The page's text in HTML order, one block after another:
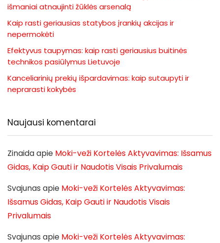
išmaniai atnaujinti žūklės arsenalą
Kaip rasti geriausias statybos įrankių akcijas ir
nepermokėti
Efektyvus taupymas: kaip rasti geriausius buitinės
technikos pasiūlymus Lietuvoje
Kanceliarinių prekių išpardavimas: kaip sutaupyti ir
neprarasti kokybės
Naujausi komentarai
Zinaidaapie Moki-veži Kortelės Aktyvavimas: Išsamus
Gidas, Kaip Gauti ir Naudotis Visais Privalumais
Svajunas apie Moki-veži Kortelės Aktyvavimas:
Išsamus Gidas, Kaip Gauti ir Naudotis Visais
Privalumais
Svajunas apie Moki-veži Kortelės Aktyvavimas: